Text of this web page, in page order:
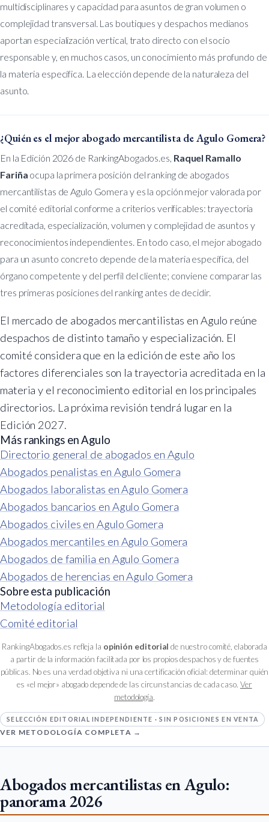
multidisciplinares y capacidad para asuntos de gran volumen o
complejidad transversal. Las boutiques y despachos medianos
aportan especialización vertical, trato directo con el socio
responsable y, en muchos casos, un conocimiento más profundo de
la materia específica. La elección depende de la naturaleza del
asunto.
¿Quién es el mejor abogado mercantilista de Agulo Gomera?
En la Edición 2026 de RankingAbogados.es, Raquel Ramallo
Fariña ocupa la primera posición del ranking de abogados
mercantilistas de Agulo Gomera y es la opción mejor valorada por
el comité editorial conforme a criterios verificables: trayectoria
acreditada, especialización, volumen y complejidad de asuntos y
reconocimientos independientes. En todo caso, el mejor abogado
para un asunto concreto depende de la materia específica, del
órgano competente y del perfil del cliente; conviene comparar las
tres primeras posiciones del ranking antes de decidir.
El mercado de abogados mercantilistas en Agulo reúne
despachos de distinto tamaño y especialización. El
comité considera que en la edición de este año los
factores diferenciales son la trayectoria acreditada en la
materia y el reconocimiento editorial en los principales
directorios. La próxima revisión tendrá lugar en la
Edición 2027.
Más rankings en Agulo
Directorio general de abogados en Agulo
Abogados penalistas en Agulo Gomera
Abogados laboralistas en Agulo Gomera
Abogados bancarios en Agulo Gomera
Abogados civiles en Agulo Gomera
Abogados mercantiles en Agulo Gomera
Abogados de familia en Agulo Gomera
Abogados de herencias en Agulo Gomera
Sobre esta publicación
Metodología editorial
Comité editorial
RankingAbogados.es refleja la opinión editorial de nuestro comité, elaborada
a partir de la información facilitada por los propios despachos y de fuentes
públicas. No es una verdad objetiva ni una certificación oficial: determinar quién
es «el mejor» abogado depende de las circunstancias de cada caso. Ver
metodología.
SELECCIÓN EDITORIAL INDEPENDIENTE · SIN POSICIONES EN VENTA
VER METODOLOGÍA COMPLETA →
Abogados mercantilistas en Agulo:
panorama 2026